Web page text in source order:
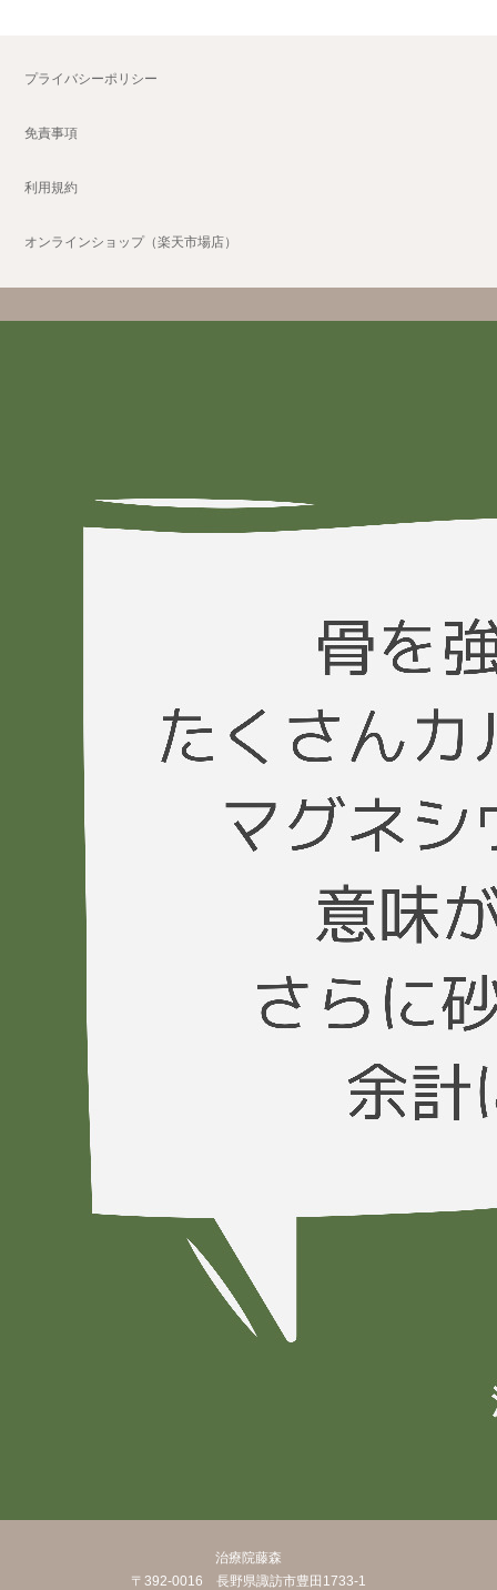
プライバシーポリシー
免責事項
利用規約
オンラインショップ（楽天市場店）
治療院藤森
〒392-0016 長野県諏訪市豊田1733-1